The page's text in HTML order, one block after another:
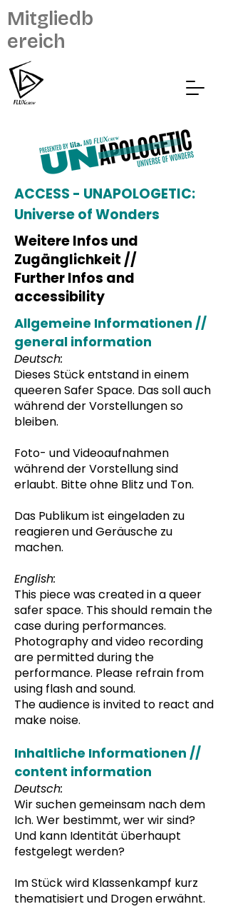
Mitgliedb
ereich
ACCESS - UNAPOLOGETIC:
Universe of Wonders
Weitere Infos und
Zugänglichkeit //
Further Infos and
accessibility​​​​
Allgemeine Informationen //
general information
Deutsch:
Dieses Stück entstand in einem
queeren Safer Space. Das soll auch
während der Vorstellungen so
bleiben.
Foto- und Videoaufnahmen
während der Vorstellung sind
erlaubt. Bitte ohne Blitz und Ton.
Das Publikum ist eingeladen zu
reagieren und Geräusche zu
machen.
English:
This piece was created in a queer
safer space. This should remain the
case during performances.
Photography and video recording
are permitted during the
performance. Please refrain from
using flash and sound.
The audience is invited to react and
make noise.
Inhaltliche Informationen //
content information
Deutsch:
Wir suchen gemeinsam nach dem
Ich. Wer bestimmt, wer wir sind?
Und kann Identität überhaupt
festgelegt werden?
Im Stück wird Klassenkampf kurz
thematisiert und Drogen erwähnt.